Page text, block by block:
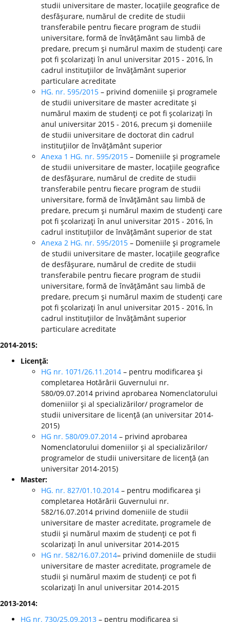
studii universitare de master, locaţiile geografice de
desfăşurare, numărul de credite de studii
transferabile pentru fiecare program de studii
universitare, formă de învăţământ sau limbă de
predare, precum şi numărul maxim de studenţi care
pot fi şcolarizaţi în anul universitar 2015 - 2016, în
cadrul instituţiilor de învăţământ superior
particulare acreditate
HG. nr. 595/2015 – privind domeniile şi programele
de studii universitare de master acreditate şi
numărul maxim de studenţi ce pot fi şcolarizaţi în
anul universitar 2015 - 2016, precum şi domeniile
de studii universitare de doctorat din cadrul
instituţiilor de învăţământ superior
Anexa 1 HG. nr. 595/2015 – Domeniile şi programele
de studii universitare de master, locaţiile geografice
de desfăşurare, numărul de credite de studii
transferabile pentru fiecare program de studii
universitare, formă de învăţământ sau limbă de
predare, precum şi numărul maxim de studenţi care
pot fi şcolarizaţi în anul universitar 2015 - 2016, în
cadrul instituţiilor de învăţământ superior de stat
Anexa 2 HG. nr. 595/2015 – Domeniile şi programele
de studii universitare de master, locaţiile geografice
de desfăşurare, numărul de credite de studii
transferabile pentru fiecare program de studii
universitare, formă de învăţământ sau limbă de
predare, precum şi numărul maxim de studenţi care
pot fi şcolarizaţi în anul universitar 2015 - 2016, în
cadrul instituţiilor de învăţământ superior
particulare acreditate
2014-2015:
Licenţă:
HG nr. 1071/26.11.2014 – pentru modificarea şi
completarea Hotărârii Guvernului nr.
580/09.07.2014 privind aprobarea Nomenclatorului
domeniilor şi al specializărilor/ programelor de
studii universitare de licenţă (an universitar 2014-
2015)
HG nr. 580/09.07.2014 – privind aprobarea
Nomenclatorului domeniilor şi al specializărilor/
programelor de studii universitare de licenţă (an
universitar 2014-2015)
Master:
HG. nr. 827/01.10.2014 – pentru modificarea şi
completarea Hotărârii Guvernului nr.
582/16.07.2014 privind domeniile de studii
universitare de master acreditate, programele de
studii şi numărul maxim de studenţi ce pot fi
scolarizaţi în anul universitar 2014-2015
HG nr. 582/16.07.2014– privind domeniile de studii
universitare de master acreditate, programele de
studii şi numărul maxim de studenţi ce pot fi
scolarizaţi în anul universitar 2014-2015
2013-2014:
HG nr. 730/25.09.2013 – pentru modificarea şi